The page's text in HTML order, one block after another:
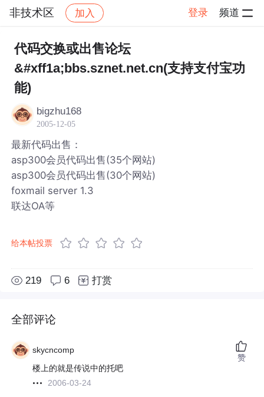
非技术区 加入 登录 频道
社区 非技术区 帖子详情
代码交换或出售论坛
&#xff1a;bbs.sznet.net.cn(支持支付宝功
能)
bigzhu168
2005-12-05
最新代码出售：
asp300会员代码出售(35个网站)
asp300会员代码出售(30个网站)
foxmail server 1.3
联达OA等
给本帖投票
219 6 打赏
全部评论
skycncomp
楼上的就是传说中的托吧
2006-03-24
赞